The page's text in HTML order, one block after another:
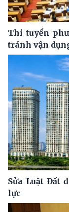
Thi tuyển
tránh vận
Sửa Luật Đất
lực